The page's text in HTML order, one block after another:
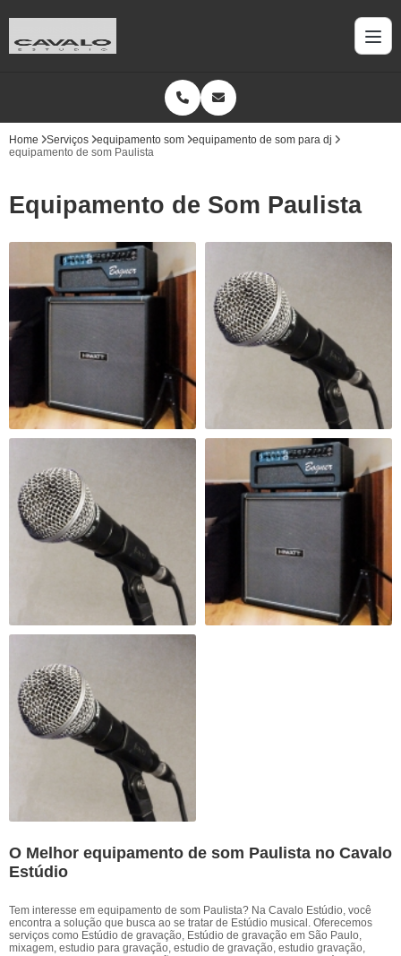
Home Serviços equipamento som
equipamento de som para dj
equipamento de som Paulista
Equipamento de Som Paulista
O Melhor equipamento de som Paulista no Cavalo
Estúdio
Tem interesse em equipamento de som Paulista? Na Cavalo Estúdio, você
encontra a solução que busca ao se tratar de Estúdio musical. Oferecemos
serviços como Estúdio de gravação, Estúdio de gravação em São Paulo,
mixagem, estudio para gravação, estudio de gravação, estudio gravação,